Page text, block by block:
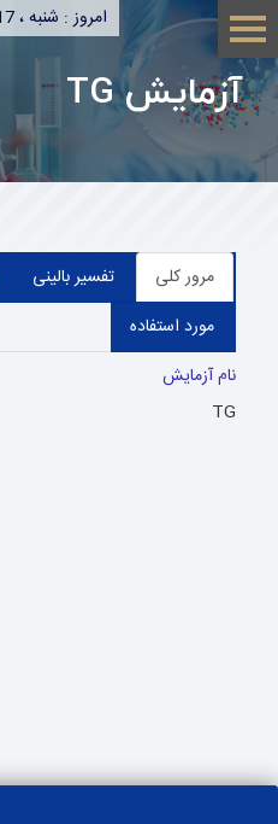
امروز : شنبه ، 17 مرداد 1405
آزمایش TG
مرور کلی
تفسیر بالینی
مورد استفاده
نام آزمایش
TG